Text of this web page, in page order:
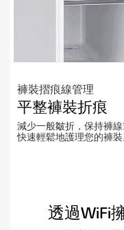
褲裝摺痕線管理
平整褲裝折痕
減少一般皺折，保持褲線
快速輕鬆地護理您的褲裝
透過WiFi